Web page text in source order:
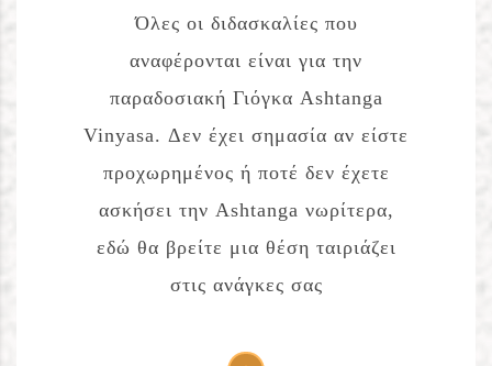
Όλες οι διδασκαλίες που
αναφέρονται είναι για την
παραδοσιακή Γιόγκα Ashtanga
Vinyasa. Δεν έχει σημασία αν είστε
προχωρημένος ή ποτέ δεν έχετε
ασκήσει την Ashtanga νωρίτερα,
εδώ θα βρείτε μια θέση ταιριάζει
στις ανάγκες σας